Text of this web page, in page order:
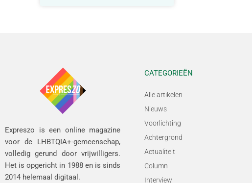
Expreszo is een online magazine
voor de LHBTQIA+-gemeenschap,
volledig gerund door vrijwilligers.
Het is opgericht in 1988 en is sinds
2014 helemaal digitaal.
CATEGORIEËN
Alle artikelen
Nieuws
Voorlichting
Achtergrond
Actualiteit
Column
Interview